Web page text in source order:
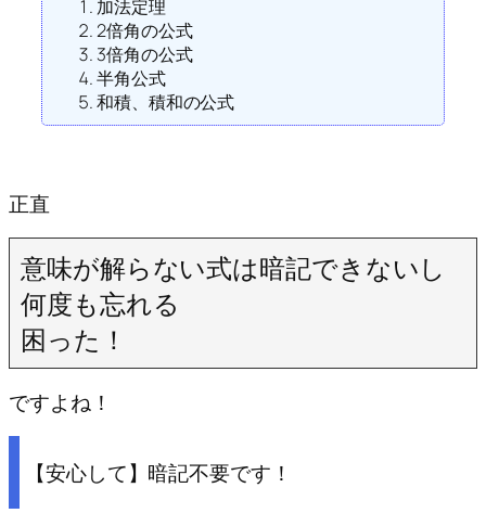
加法定理
2倍角の公式
3倍角の公式
半角公式
和積、積和の公式
正直
意味が解らない式は暗記できないし
何度も忘れる
困った！
ですよね！
【安心して】暗記不要です！